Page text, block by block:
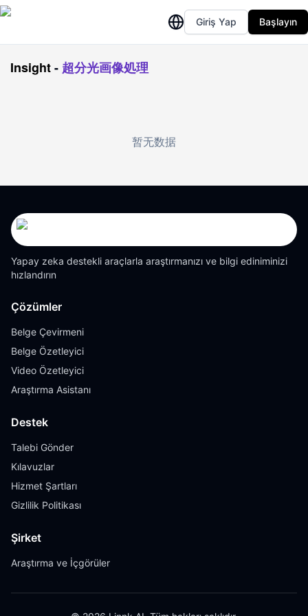
Giriş Yap Başlayın
Insight- 超分光画像処理
暂无数据
Yapay zeka destekli araçlarla araştırmanızı ve bilgi ediniminizi
hızlandırın
Çözümler
Belge Çevirmeni
Belge Özetleyici
Video Özetleyici
Araştırma Asistanı
Destek
Talebi Gönder
Kılavuzlar
Hizmet Şartları
Gizlilik Politikası
Şirket
Araştırma ve İçgörüler